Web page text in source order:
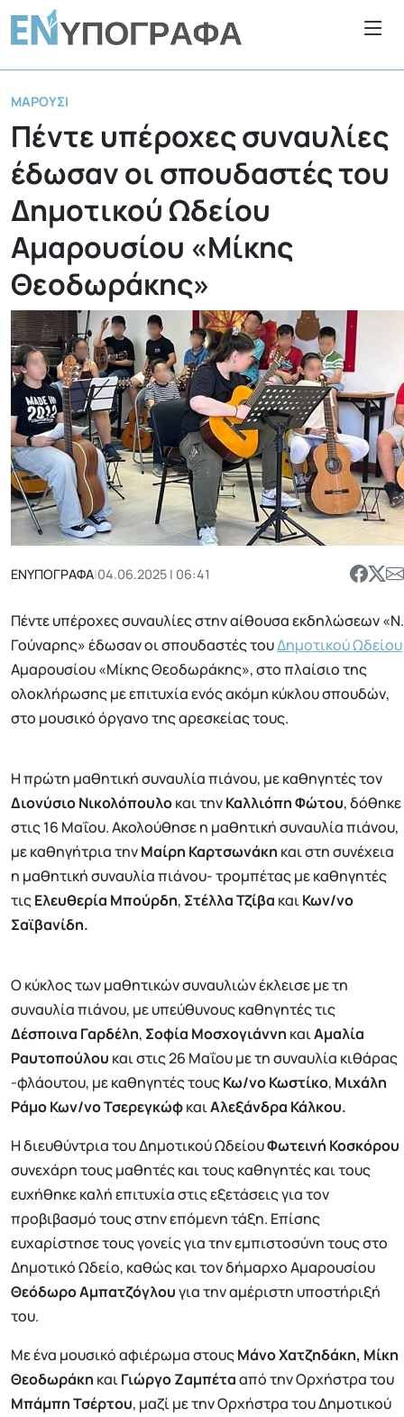
ΜΑΡΟΎΣΙ
Πέντε υπέροχες συναυλίες
έδωσαν οι σπουδαστές του
Δημοτικού Ωδείου
Αμαρουσίου «Μίκης
Θεοδωράκης»
ΕΝΥΠΟΓΡΑΦΑ|04.06.2025 | 06:41
Πέντε υπέροχες συναυλίες στην αίθουσα εκδηλώσεων «Ν.
Γούναρης» έδωσαν οι σπουδαστές τουΔημοτικού Ωδείου
Αμαρουσίου «Μίκης Θεοδωράκης», στο πλαίσιο της
ολοκλήρωσης με επιτυχία ενός ακόμη κύκλου σπουδών,
στο μουσικό όργανο της αρεσκείας τους.
Η πρώτη μαθητική συναυλία πιάνου, με καθηγητές τον
Διονύσιο Νικολόπουλοκαι τηνΚαλλιόπη Φώτου, δόθηκε
στις 16 Μαΐου. Ακολούθησε η μαθητική συναυλία πιάνου,
με καθηγήτρια τηνΜαίρη Καρτσωνάκη και στη συνέχεια
η μαθητική συναυλία πιάνου- τρομπέτας με καθηγητές
τιςΕλευθερία Μπούρδη, Στέλλα Τζίβα καιΚων/νο
Σαϊβανίδη.
Ο κύκλος των μαθητικών συναυλιών έκλεισε με τη
συναυλία πιάνου, με υπεύθυνους καθηγητές τις
Δέσποινα Γαρδέλη, Σοφία Μοσχογιάννη καιΑμαλία
Ραυτοπούλου και στις 26 Μαΐου με τη συναυλία κιθάρας
-φλάουτου, με καθηγητές τουςΚω/νο Κωστίκο, Μιχάλη
Ράμο Κων/νο ΤσερεγκώφκαιΑλεξάνδρα Κάλκου.
Η διευθύντρια του Δημοτικού ΩδείουΦωτεινή Κοσκόρου
συνεχάρη τους μαθητές και τους καθηγητές και τους
ευχήθηκε καλή επιτυχία στις εξετάσεις για τον
προβιβασμό τους στην επόμενη τάξη. Επίσης
ευχαρίστησε τους γονείς για την εμπιστοσύνη τους στο
Δημοτικό Ωδείο, καθώς και τον δήμαρχο Αμαρουσίου
Θεόδωρο Αμπατζόγλουγια την αμέριστη υποστήριξή
του.
Με ένα μουσικό αφιέρωμα στουςΜάνο Χατζηδάκη, Μίκη
Θεοδωράκη καιΓιώργο Ζαμπέτααπό την Ορχήστρα του
Μπάμπη Τσέρτου, μαζί με την Ορχήστρα του Δημοτικού